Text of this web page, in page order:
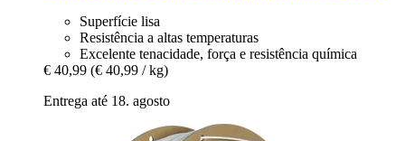
Superfície lisa
Resistência a altas temperaturas
Excelente tenacidade, força e resistência química
€ 40,99 (€ 40,99 / kg)
Entrega até 18. agosto